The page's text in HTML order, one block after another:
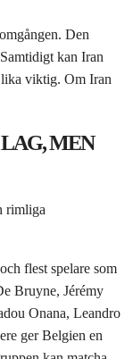
Den
kan Iran
lika viktig. Om Iran
MEN
rimliga
flest spelare som
Bruyne, Jérémy
Onana, Leandro
ger Belgien en